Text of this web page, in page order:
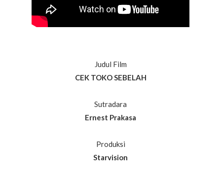
Judul Film
CEK TOKO SEBELAH
Sutradara
Ernest Prakasa
Produksi
Starvision